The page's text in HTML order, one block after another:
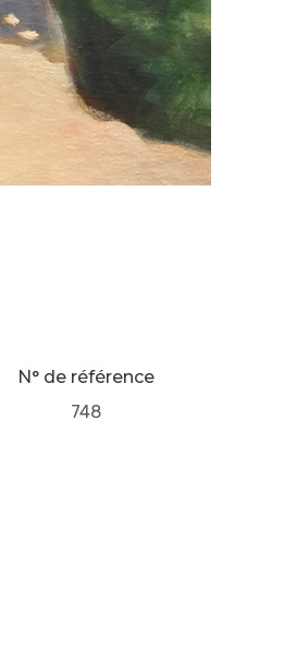
N° de référence
748